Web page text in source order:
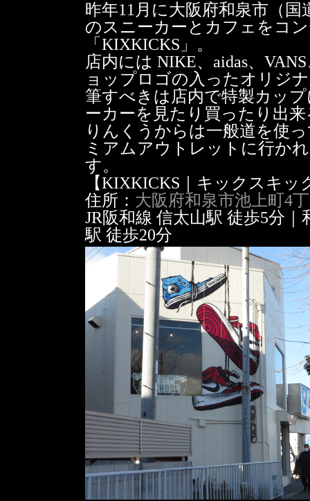
昨年11月に大阪府和泉市（
のスニーカーとカフェをコ
「KIXKICKS」。
店内には NIKE、aidas、
ョップロゴの入ったオリジ
筆すべきは店内で特製カッ
ーカーを見たり買ったり出
りんくうからは一般道を使
ミアムアウトレットに行か
す。
【KIXKICKS｜キックスキ
住所： 大阪府和泉市池上町4
JR阪和線 信太山駅 徒歩5分
駅 徒歩20分